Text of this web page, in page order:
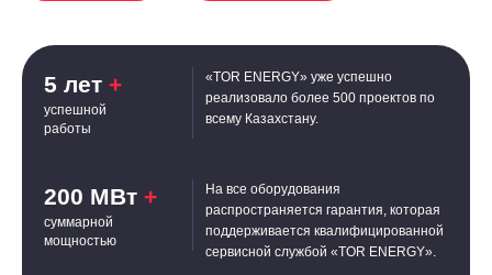
5 лет +
успешной
работы
«TOR ENERGY» уже успешно
реализовало более 500 проектов по
всему Казахстану.
200 МВт +
суммарной
мощностью
На все оборудования
распространяется гарантия, которая
поддерживается квалифицированной
сервисной службой «TOR ENERGY».